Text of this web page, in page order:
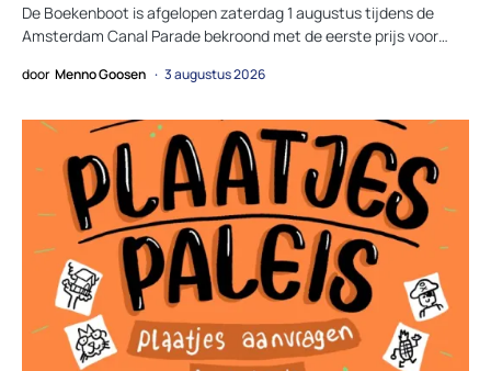
De Boekenboot is afgelopen zaterdag 1 augustus tijdens de
Amsterdam Canal Parade bekroond met de eerste prijs voor…
door Menno Goosen 3 augustus 2026